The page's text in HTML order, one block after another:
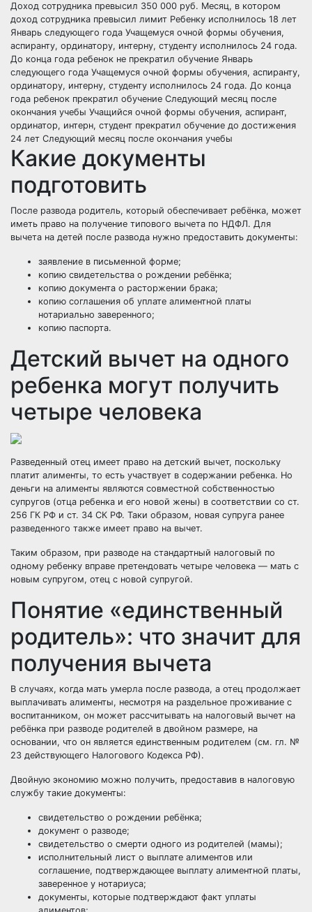
Доход сотрудника превысил 350 000 руб. Месяц, в котором
доход сотрудника превысил лимит Ребенку исполнилось 18 лет
Январь следующего года Учащемуся очной формы обучения,
аспиранту, ординатору, интерну, студенту исполнилось 24 года.
До конца года ребенок не прекратил обучение Январь
следующего года Учащемуся очной формы обучения, аспиранту,
ординатору, интерну, студенту исполнилось 24 года. До конца
года ребенок прекратил обучение Следующий месяц после
окончания учебы Учащийся очной формы обучения, аспирант,
ординатор, интерн, студент прекратил обучение до достижения
24 лет Следующий месяц после окончания учебы
Какие документы
подготовить
После развода родитель, который обеспечивает ребёнка, может
иметь право на получение типового вычета по НДФЛ. Для
вычета на детей после развода нужно предоставить документы:
заявление в письменной форме;
копию свидетельства о рождении ребёнка;
копию документа о расторжении брака;
копию соглашения об уплате алиментной платы
нотариально заверенного;
копию паспорта.
Детский вычет на одного
ребенка могут получить
четыре человека
Разведенный отец имеет право на детский вычет, поскольку
платит алименты, то есть участвует в содержании ребенка. Но
деньги на алименты являются совместной собственностью
супругов (отца ребенка и его новой жены) в соответствии со ст.
256 ГК РФ и ст. 34 СК РФ. Таки образом, новая супруга ранее
разведенного также имеет право на вычет.
Таким образом, при разводе на стандартный налоговый по
одному ребенку вправе претендовать четыре человека — мать с
новым супругом, отец с новой супругой.
Понятие «единственный
родитель»: что значит для
получения вычета
В случаях, когда мать умерла после развода, а отец продолжает
выплачивать алименты, несмотря на раздельное проживание с
воспитанником, он может рассчитывать на налоговый вычет на
ребёнка при разводе родителей в двойном размере, на
основании, что он является единственным родителем (см. гл. №
23 действующего Налогового Кодекса РФ).
Двойную экономию можно получить, предоставив в налоговую
службу такие документы:
свидетельство о рождении ребёнка;
документ о разводе;
свидетельство о смерти одного из родителей (мамы);
исполнительный лист о выплате алиментов или
соглашение, подтверждающее выплату алиментной платы,
заверенное у нотариуса;
документы, которые подтверждают факт уплаты